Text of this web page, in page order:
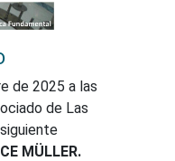
de 2025 a las
de Las
MÜLLER.